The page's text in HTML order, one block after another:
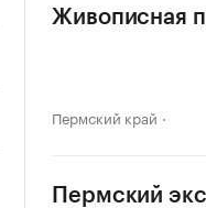
Живописная
Пермский край
Пермский